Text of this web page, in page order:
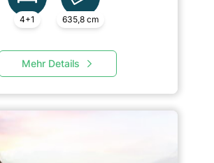
4+1 635,8 cm
Mehr Details